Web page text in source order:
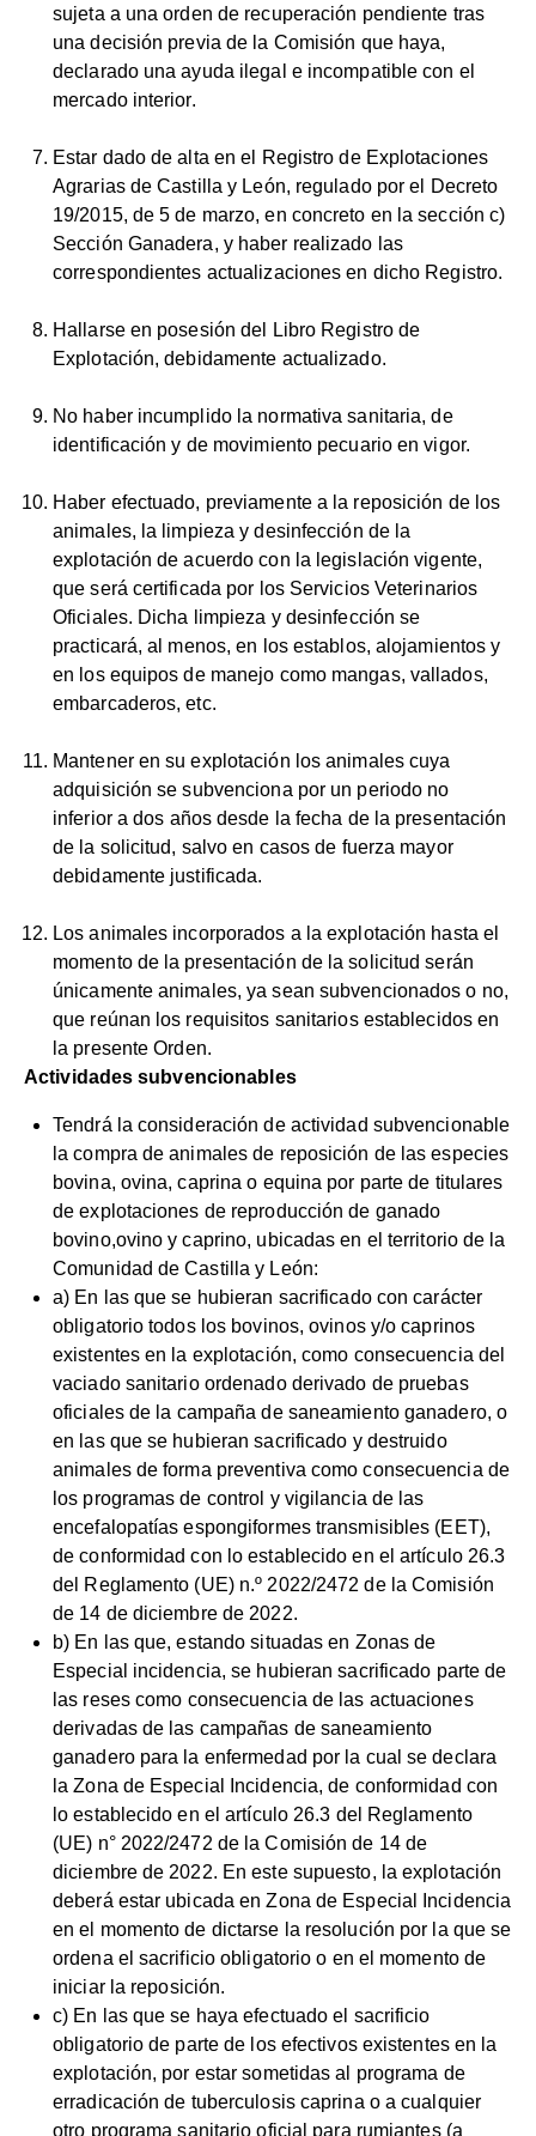
sujeta a una orden de recuperación pendiente tras
una decisión previa de la Comisión que haya,
declarado una ayuda ilegal e incompatible con el
mercado interior.
Estar dado de alta en el Registro de Explotaciones
Agrarias de Castilla y León, regulado por el Decreto
19/2015, de 5 de marzo, en concreto en la sección c)
Sección Ganadera, y haber realizado las
correspondientes actualizaciones en dicho Registro.
Hallarse en posesión del Libro Registro de
Explotación, debidamente actualizado.
No haber incumplido la normativa sanitaria, de
identificación y de movimiento pecuario en vigor.
Haber efectuado, previamente a la reposición de los
animales, la limpieza y desinfección de la
explotación de acuerdo con la legislación vigente,
que será certificada por los Servicios Veterinarios
Oficiales. Dicha limpieza y desinfección se
practicará, al menos, en los establos, alojamientos y
en los equipos de manejo como mangas, vallados,
embarcaderos, etc.
Mantener en su explotación los animales cuya
adquisición se subvenciona por un periodo no
inferior a dos años desde la fecha de la presentación
de la solicitud, salvo en casos de fuerza mayor
debidamente justificada.
Los animales incorporados a la explotación hasta el
momento de la presentación de la solicitud serán
únicamente animales, ya sean subvencionados o no,
que reúnan los requisitos sanitarios establecidos en
la presente Orden.
Actividades subvencionables
Tendrá la consideración de actividad subvencionable
la compra de animales de reposición de las especies
bovina, ovina, caprina o equina por parte de titulares
de explotaciones de reproducción de ganado
bovino,ovino y caprino, ubicadas en el territorio de la
Comunidad de Castilla y León:
a) En las que se hubieran sacrificado con carácter
obligatorio todos los bovinos, ovinos y/o caprinos
existentes en la explotación, como consecuencia del
vaciado sanitario ordenado derivado de pruebas
oficiales de la campaña de saneamiento ganadero, o
en las que se hubieran sacrificado y destruido
animales de forma preventiva como consecuencia de
los programas de control y vigilancia de las
encefalopatías espongiformes transmisibles (EET),
de conformidad con lo establecido en el artículo 26.3
del Reglamento (UE) n.º 2022/2472 de la Comisión
de 14 de diciembre de 2022.
b) En las que, estando situadas en Zonas de
Especial incidencia, se hubieran sacrificado parte de
las reses como consecuencia de las actuaciones
derivadas de las campañas de saneamiento
ganadero para la enfermedad por la cual se declara
la Zona de Especial Incidencia, de conformidad con
lo establecido en el artículo 26.3 del Reglamento
(UE) n° 2022/2472 de la Comisión de 14 de
diciembre de 2022. En este supuesto, la explotación
deberá estar ubicada en Zona de Especial Incidencia
en el momento de dictarse la resolución por la que se
ordena el sacrificio obligatorio o en el momento de
iniciar la reposición.
c) En las que se haya efectuado el sacrificio
obligatorio de parte de los efectivos existentes en la
explotación, por estar sometidas al programa de
erradicación de tuberculosis caprina o a cualquier
otro programa sanitario oficial para rumiantes (a